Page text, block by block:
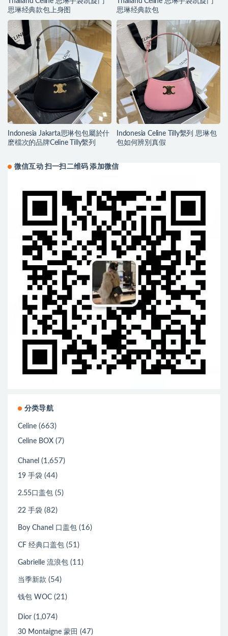
思琳经典款包上身图
思琳经典款包
Indonesia Jakarta思琳包包屬於什
麽檔次的品牌Celine Tilly繫列
Indonesia Celine Tilly繫列 思琳包
包如何辨別真假
微信互动 扫一扫二维码 添加微信
分类导航
Celine (663)
Celine BOX (7)
Chanel (1,657)
19 手袋 (44)
2.55口盖包 (5)
22 手袋 (82)
Boy Chanel 口盖包 (16)
CF 经典口盖包 (51)
Gabrielle 流浪包 (11)
当季新款 (54)
钱包 WOC (21)
Dior (1,074)
30 Montaigne 蒙田 (47)